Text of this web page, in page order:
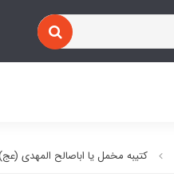
کتیبه مخمل یا اباصالح المهدی